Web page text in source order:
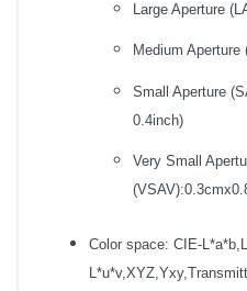
Large Aperture
Medium
Small Aperture
0.4inch)
Very Small
Color space: CIE-